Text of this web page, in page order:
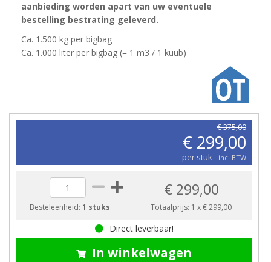
aanbieding worden apart van uw eventuele
bestelling bestrating geleverd.
Ca. 1.500 kg per bigbag
Ca. 1.000 liter per bigbag (= 1 m3 / 1 kuub)
€ 375,00
€ 299,00
per stuk incl BTW
Besteleenheid:1 stuks
€ 299,00
Totaalprijs: 1 x€ 299,00
Direct leverbaar!
In winkelwagen